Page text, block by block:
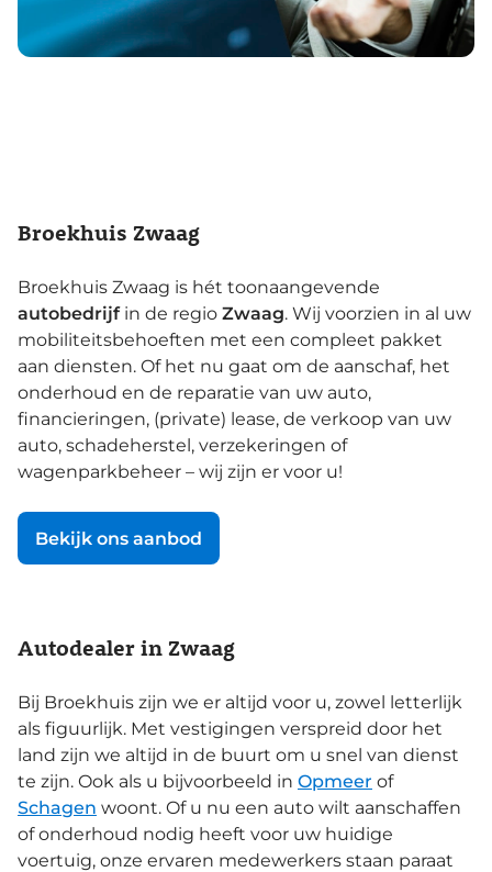
Broekhuis Zwaag
Broekhuis Zwaag is hét toonaangevende
autobedrijfin de regio Zwaag. Wij voorzien in al uw
mobiliteitsbehoeften met een compleet pakket
aan diensten. Of het nu gaat om de aanschaf, het
onderhoud en de reparatie van uw auto,
financieringen, (private) lease, de verkoop van uw
auto, schadeherstel, verzekeringen of
wagenparkbeheer – wij zijn er voor u!
Bekijk ons aanbod
Autodealer in Zwaag
Bij Broekhuis zijn we er altijd voor u, zowel letterlijk
als figuurlijk. Met vestigingen verspreid door het
land zijn we altijd in de buurt om u snel van dienst
te zijn. Ook als u bijvoorbeeld in Opmeer of
Schagen woont. Of u nu een auto wilt aanschaffen
of onderhoud nodig heeft voor uw huidige
voertuig, onze ervaren medewerkers staan paraat